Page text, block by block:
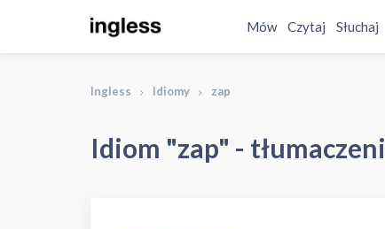
Mów Czytaj Słuchaj
Ingless Idiomy zap
Idiom "zap" -